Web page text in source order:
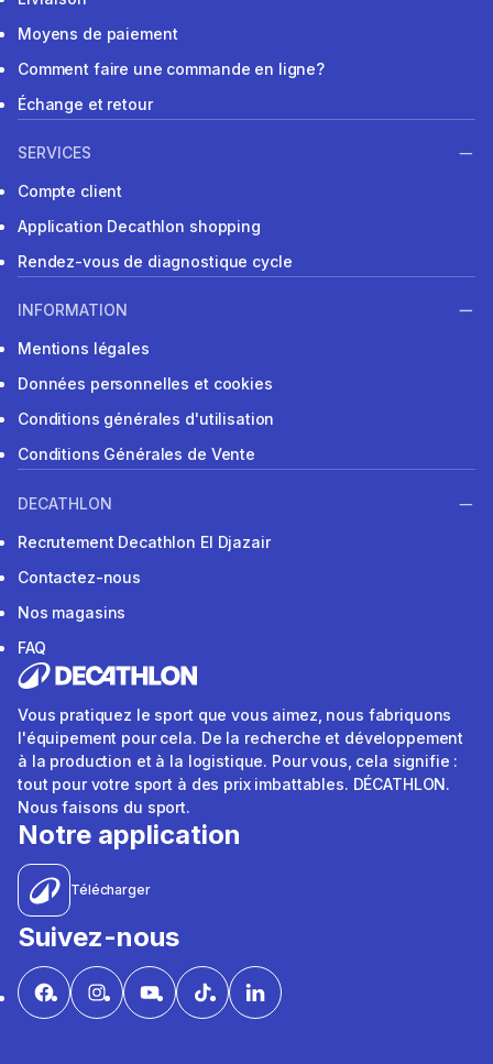
Moyens de paiement
Comment faire une commande en ligne?
Échange et retour
SERVICES
Compte client
Application Decathlon shopping
Rendez-vous de diagnostique cycle
INFORMATION
Mentions légales
Données personnelles et cookies
Conditions générales d'utilisation
Conditions Générales de Vente
DECATHLON
Recrutement Decathlon El Djazair
Contactez-nous
Nos magasins
FAQ
Vous pratiquez le sport que vous aimez, nous fabriquons
l'équipement pour cela. De la recherche et développement
à la production et à la logistique. Pour vous, cela signifie :
tout pour votre sport à des prix imbattables. DÉCATHLON.
Nous faisons du sport.
Notre application
Télécharger
Suivez-nous